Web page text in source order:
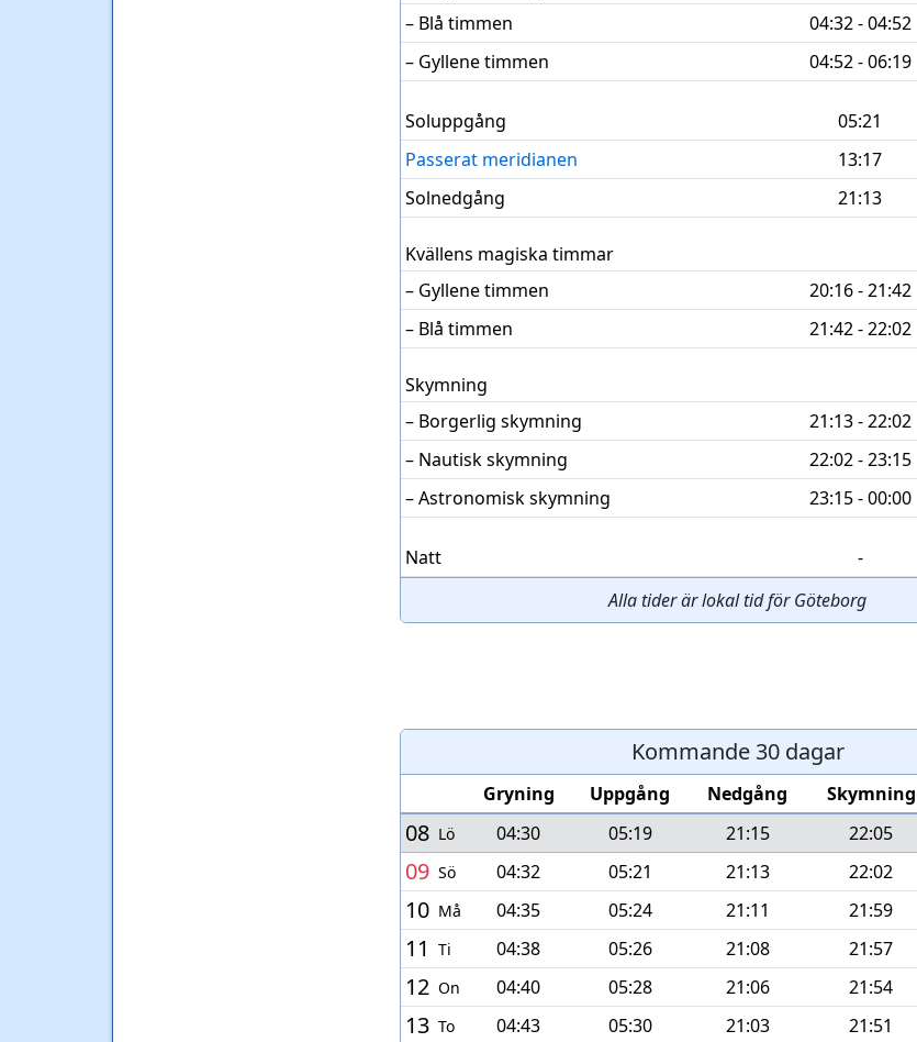
– Blå timmen
04:32 - 04:52
– Gyllene timmen
04:52 - 06:19
Soluppgång
05:21
Passerat meridianen
13:17
Solnedgång
21:13
Kvällens magiska timmar
– Gyllene timmen
20:16 - 21:42
– Blå timmen
21:42 - 22:02
Skymning
– Borgerligskymning 21:13 - 22:02
– Nautiskskymning 22:02 - 23:15
– Astronomisk skymning
23:15 - 00:00
Natt
-
Alla tider är lokal tid för Göteborg
Kommande 30 dagar
Gryning Uppgång Nedgång Skymning
08 Lö 04:30 05:19 21:15 22:05
09 Sö 04:32 05:21 21:13 22:02
10 Må 04:35 05:24 21:11 21:59
11 Ti 04:38 05:26 21:08 21:57
12 On 04:40 05:28 21:06 21:54
13 To 04:43 05:30 21:03 21:51